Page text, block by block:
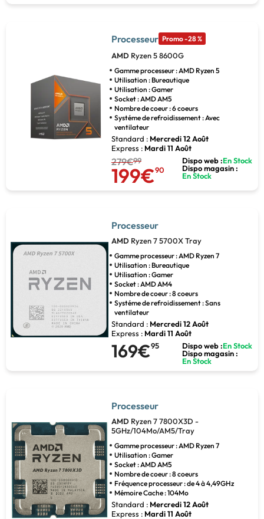
Processeur Promo -28 %
AMD Ryzen 5 8600G
Gamme processeur : AMD Ryzen 5
Utilisation : Bureautique
Utilisation : Gamer
Socket : AMD AM5
Nombre de coeur : 6 coeurs
Systéme de refroidissement : Avec
ventilateur
Standard : Mercredi 12 Août
Express : Mardi 11 Août
279€99
199€90
Dispo web :En Stock
Dispo magasin :
En Stock
Processeur
AMD Ryzen 7 5700X Tray
Gamme processeur : AMD Ryzen 7
Utilisation : Bureautique
Utilisation : Gamer
Socket : AMD AM4
Nombre de coeur : 8 coeurs
Systéme de refroidissement : Sans
ventilateur
Standard : Mercredi 12 Août
Express : Mardi 11 Août
169€95 Dispo web :En Stock
Dispo magasin :
En Stock
Processeur
AMD Ryzen 7 7800X3D -
5GHz/104Mo/AM5/Tray
Gamme processeur : AMD Ryzen 7
Utilisation : Gamer
Socket : AMD AM5
Nombre de coeur : 8 coeurs
Fréquence processeur : de 4 à 4,49GHz
Mémoire Cache : 104Mo
Standard : Mercredi 12 Août
Express : Mardi 11 Août